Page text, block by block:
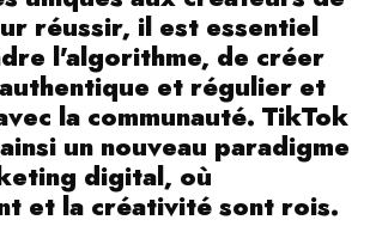
réussir, il est essentiel
l'algorithme, de créer
et régulier et
la communauté. TikTok
un nouveau paradigme
digital, où
et la créativité sont rois.